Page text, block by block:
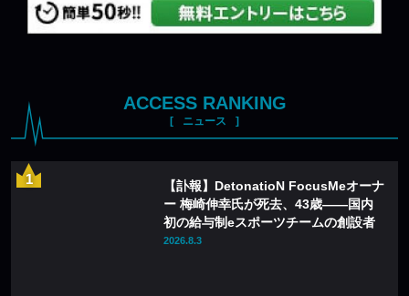
ACCESS RANKING
ニュース
【訃報】DetonatioN FocusMeオーナ
ー 梅崎伸幸氏が死去、43歳——国内
初の給与制eスポーツチームの創設者
2026.8.3